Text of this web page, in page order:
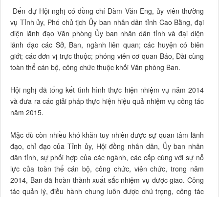
Đến dự Hội nghị có đồng chí Đàm Văn Eng, ủy viên thường
vụ Tỉnh ủy, Phó chủ tịch Ủy ban nhân dân tỉnh Cao Bằng, đại
diện lãnh đạo Văn phòng Ủy ban nhân dân tỉnh và đại diện
lãnh đạo các Sở, Ban, ngành liên quan; các huyện có biên
giới; các đơn vị trực thuộc; phóng viên cơ quan Báo, Đài cùng
toàn thể cán bộ, công chức thuộc khối Văn phòng Ban.
Hội nghị đã tổng kết tình hình thực hiện nhiệm vụ năm 2014
và đưa ra các giải pháp thực hiện hiệu quả nhiệm vụ công tác
năm 2015.
Mặc dù còn nhiều khó khăn tuy nhiên được sự quan tâm lãnh
đạo, chỉ đạo của Tỉnh ủy, Hội đồng nhân dân, Ủy ban nhân
dân tỉnh, sự phối hợp của các ngành, các cấp cùng với sự nỗ
lực của toàn thể cán bộ, công chức, viên chức, trong năm
2014, Ban đã hoàn thành xuất sắc nhiệm vụ được giao. Công
tác quản lý, điều hành chung luôn được chú trọng, công tác